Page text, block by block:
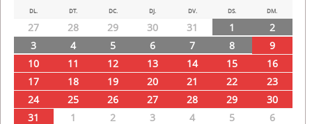
Prev Next
DL. DT. DC. DJ. DV. DS. DM.
27 28 29 30 31 1
2
3
4 5 6 7 8
9
10
11 12 13 14 15
16
17
18 19 20 21 22
23
24
25 26 27 28 29
30
31
1 2 3 4 5 6